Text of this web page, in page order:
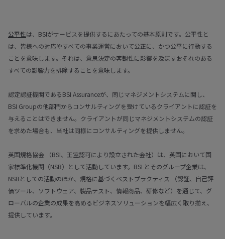
公平性は、BSIがサービスを提供するにあたっての基本原則です。公平性と
は、皆様への対応やすべての事業運営において公正に、かつ公平に行動する
ことを意味します。それは、意思決定の客観性に影響を及ぼすおそれのある
すべての影響力を排除することを意味します。
認定認証機関であるBSI Assuranceが、同じマネジメントシステムに関し、
BSI Groupの他部門からコンサルティングを受けているクライアントに認証を
与えることはできません。クライアントが同じマネジメントシステムの認証
を求めた場合も、当社は同様にコンサルティングを提供しません。
英国規格協会 （BSI、王室認可により設立された会社）は、英国において国
家標準化機関（NSB）として活動しています。BSI とそのグループ企業は、
NSBとしての活動のほか、規格に基づくベストプラクティス （認証、自己評
価ツール、ソフトウェア、製品テスト、情報商品、研修など）を通じて、グ
ローバルの企業の成果を高めるビジネスソリューションを幅広く取り揃え、
提供しています。